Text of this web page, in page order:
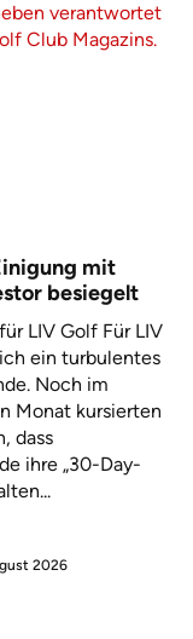
verantwortet
Club Magazins.
mit
besiegelt
LIV Golf Für LIV
ein turbulentes
Noch im
Monat kursierten
dass
ihre „30-Day-
2026